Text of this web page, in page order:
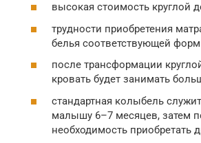
высокая стоимость круглой
трудности приобретения
белья соответствующей
после трансформации
кровать будет занимать
стандартная колыбель
малышу 6–7 месяцев, затем
необходимость приобретать